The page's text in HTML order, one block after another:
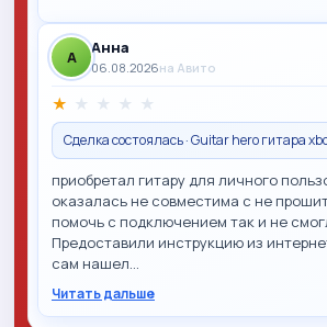
A Анна
06.08.2026на Авито
★ ★ ★ ★ ★
Сделка состоялась · Guitar hero гитара
приобретал гитару для личного
оказалась не совместима с не
помочь с подключением так и не
Предоставили инструкцию из
сам нашел…
Читать дальше